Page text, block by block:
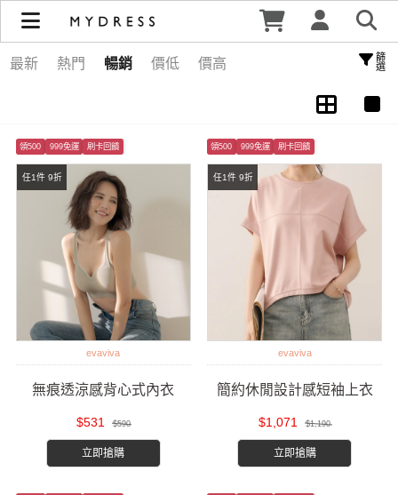
店長推薦 | MYDRESS 時裳韓風
最新 熱門 暢銷 價低 價高 篩選
任1件 9折
領500 999免運 刷卡回饋
evaviva
無痕透涼感背心式內衣
$531 $590
立即搶購
任1件 9折
領500 999免運 刷卡回饋
evaviva
簡約休閒設計感短袖上衣
$1,071 $1,190
立即搶購